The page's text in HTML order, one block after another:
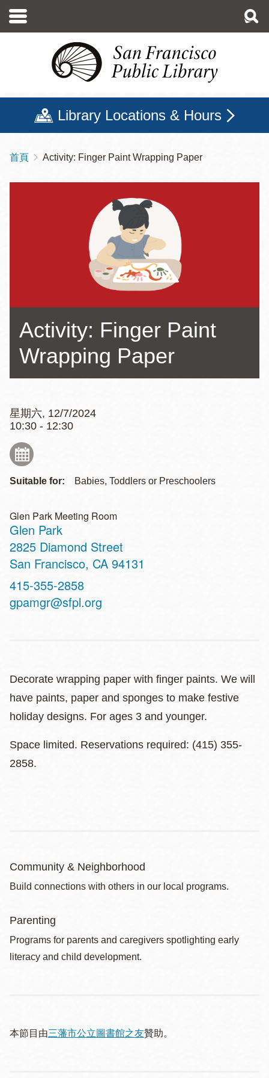
至
Library Locations & Hours
導
航
首頁 Activity: Finger Paint Wrapping Paper
Activity: Finger Paint
Wrapping Paper
星期六, 12/7/2024
10:30 - 12:30
Suitable for: Babies, Toddlers or Preschoolers
Glen Park Meeting Room
Glen Park
Address
2825 Diamond Street
San Francisco, CA 94131
Contact
Telephone
415-355-2858
gpamgr@sfpl.org
Decorate wrapping paper with finger paints. We will
have paints, paper and sponges to make festive
holiday designs. For ages 3 and younger.
Space limited. Reservations required: (415) 355-
2858.
Community & Neighborhood
Build connections with others in our local programs.
Parenting
Programs for parents and caregivers spotlighting early
literacy and child development.
本節目由三藩市公立圖書館之友贊助。